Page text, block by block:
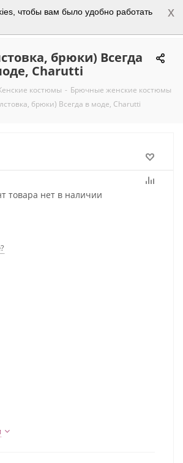
чтобы вам было удобно работать
x
0
брюки) Всегда
Charutti
костюмы - Брючные женские костюмы
брюки) Всегда в моде, Charutti
товара нет в наличии